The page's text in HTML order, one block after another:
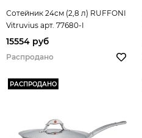
Сотейник 24см (2,8 л) RUFFONI
Vitruvius арт. 77680-I
15554 руб
Распродано
РАСПРОДАНО